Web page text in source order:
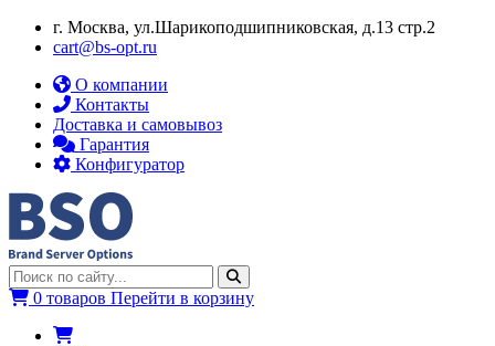
г. Москва, ул.​​Шарикоподшипниковская, д.13 стр.2
cart@bs-opt.ru
О компании
Контакты
Доставка и самовывоз
Гарантия
Конфигуратор
0 товаров Перейти в корзину